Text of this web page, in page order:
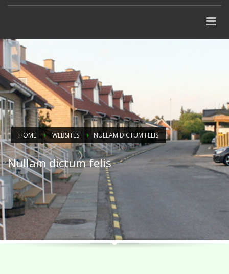
HOME WEBSITES NULLAM DICTUM FELIS
Nullam dictum felis